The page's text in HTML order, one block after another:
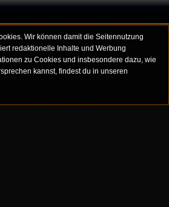
Wir können damit die Seitennutzung
redaktionelle Inhalte und Werbung
zu Cookies und insbesondere dazu, wie
kannst, findest du in unseren